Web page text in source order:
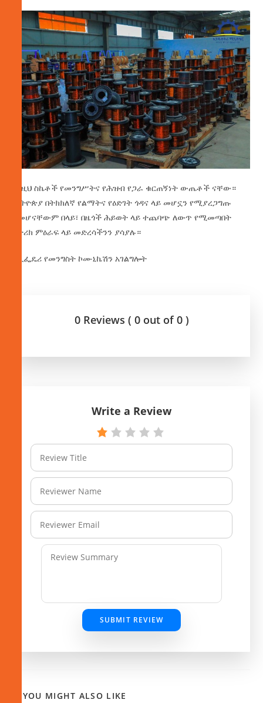
እነዚህ ስኬቶች የመንግሥትና የሕዝብ የጋራ ቁርጠኝነት ውጤቶች ናቸው።
ኢትዮጵያ በትክክለኛ የልማትና የዕድገት ጎዳና ላይ መሆኗን የሚያረጋግጡ
ከመሆናቸውም በላይ፣ በዜጎች ሕይወት ላይ ተጨባጭ ለውጥ የሚመጣበት
የታሪክ ምዕራፍ ላይ መድረሳችንን ያሳያሉ።
የኢፌዴሪ የመንግስት ኮሙኒኬሽን አገልግሎት
0 Reviews ( 0 out of 0 )
Write a Review
SUBMIT REVIEW
YOU MIGHT ALSO LIKE